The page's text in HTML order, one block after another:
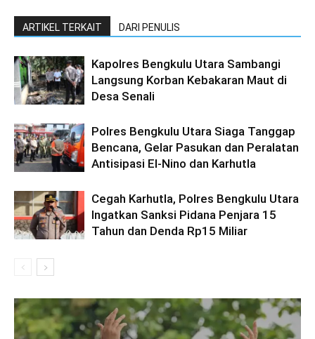
ARTIKEL TERKAIT DARI PENULIS
Kapolres Bengkulu Utara Sambangi
Langsung Korban Kebakaran Maut di
Desa Senali
Polres Bengkulu Utara Siaga Tanggap
Bencana, Gelar Pasukan dan Peralatan
Antisipasi El-Nino dan Karhutla
Cegah Karhutla, Polres Bengkulu Utara
Ingatkan Sanksi Pidana Penjara 15
Tahun dan Denda Rp15 Miliar